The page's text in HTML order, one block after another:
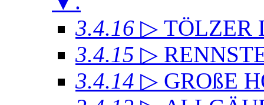
3.4.16 ▷ TÖLZER
3.4.15 ▷
3.4.14 ▷ GROßE